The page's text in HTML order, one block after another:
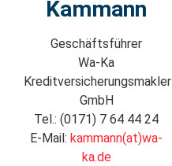
Kammann
Geschäftsführer
Wa-Ka
Kreditversicherungsmakler
GmbH
Tel.: (0171) 7 64 44 24
E-Mail: kammann(at)wa-
ka.de